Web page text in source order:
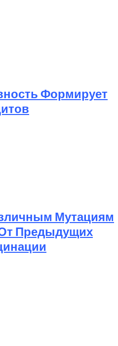
Формирует
Мутациям
От Предыдущих